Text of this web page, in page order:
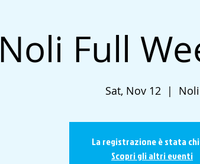
Noli Full
Sat, Nov 12
  |
Noli
La registrazione è stata
Scopri gli altri eventi